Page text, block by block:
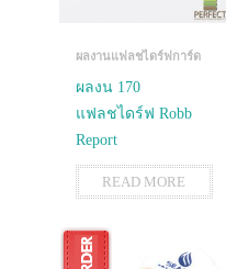
ผลงานแฟลชไดร์ฟการ์ด
ผลงน 170
แฟลชไดร์ฟ Robb
Report
READ MORE